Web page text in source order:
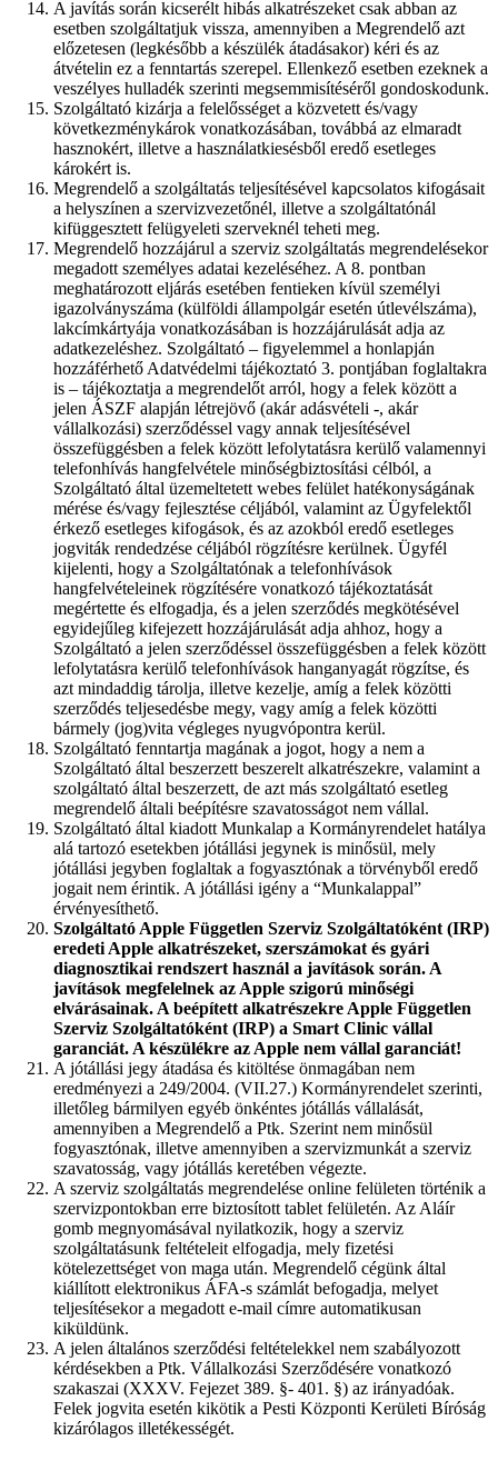
A javítás során kicserélt hibás alkatrészeket csak abban az
esetben szolgáltatjuk vissza, amennyiben a Megrendelő azt
előzetesen (legkésőbb a készülék átadásakor) kéri és az
átvételin ez a fenntartás szerepel. Ellenkező esetben ezeknek a
veszélyes hulladék szerinti megsemmisítéséről gondoskodunk.
Szolgáltató kizárja a felelősséget a közvetett és/vagy
következménykárok vonatkozásában, továbbá az elmaradt
hasznokért, illetve a használatkiesésből eredő esetleges
károkért is.
Megrendelő a szolgáltatás teljesítésével kapcsolatos kifogásait
a helyszínen a szervizvezetőnél, illetve a szolgáltatónál
kifüggesztett felügyeleti szerveknél teheti meg.
Megrendelő hozzájárul a szerviz szolgáltatás megrendelésekor
megadott személyes adatai kezeléséhez. A 8. pontban
meghatározott eljárás esetében fentieken kívül személyi
igazolványszáma (külföldi állampolgár esetén útlevélszáma),
lakcímkártyája vonatkozásában is hozzájárulását adja az
adatkezeléshez. Szolgáltató – figyelemmel a honlapján
hozzáférhető Adatvédelmi tájékoztató 3. pontjában foglaltakra
is – tájékoztatja a megrendelőt arról, hogy a felek között a
jelen ÁSZF alapján létrejövő (akár adásvételi -, akár
vállalkozási) szerződéssel vagy annak teljesítésével
összefüggésben a felek között lefolytatásra kerülő valamennyi
telefonhívás hangfelvétele minőségbiztosítási célból, a
Szolgáltató által üzemeltetett webes felület hatékonyságának
mérése és/vagy fejlesztése céljából, valamint az Ügyfelektől
érkező esetleges kifogások, és az azokból eredő esetleges
jogviták rendedzése céljából rögzítésre kerülnek. Ügyfél
kijelenti, hogy a Szolgáltatónak a telefonhívások
hangfelvételeinek rögzítésére vonatkozó tájékoztatását
megértette és elfogadja, és a jelen szerződés megkötésével
egyidejűleg kifejezett hozzájárulását adja ahhoz, hogy a
Szolgáltató a jelen szerződéssel összefüggésben a felek között
lefolytatásra kerülő telefonhívások hanganyagát rögzítse, és
azt mindaddig tárolja, illetve kezelje, amíg a felek közötti
szerződés teljesedésbe megy, vagy amíg a felek közötti
bármely (jog)vita végleges nyugvópontra kerül.
Szolgáltató fenntartja magának a jogot, hogy a nem a
Szolgáltató által beszerzett beszerelt alkatrészekre, valamint a
szolgáltató által beszerzett, de azt más szolgáltató esetleg
megrendelő általi beépítésre szavatosságot nem vállal.
Szolgáltató által kiadott Munkalap a Kormányrendelet hatálya
alá tartozó esetekben jótállási jegynek is minősül, mely
jótállási jegyben foglaltak a fogyasztónak a törvényből eredő
jogait nem érintik. A jótállási igény a “Munkalappal”
érvényesíthető.
Szolgáltató Apple Független Szerviz Szolgáltatóként (IRP)
eredeti Apple alkatrészeket, szerszámokat és gyári
diagnosztikai rendszert használ a javítások során. A
javítások megfelelnek az Apple szigorú minőségi
elvárásainak. A beépített alkatrészekre Apple Független
Szerviz Szolgáltatóként (IRP) a Smart Clinic vállal
garanciát. A készülékre az Apple nem vállal garanciát!
A jótállási jegy átadása és kitöltése önmagában nem
eredményezi a 249/2004. (VII.27.) Kormányrendelet szerinti,
illetőleg bármilyen egyéb önkéntes jótállás vállalását,
amennyiben a Megrendelő a Ptk. Szerint nem minősül
fogyasztónak, illetve amennyiben a szervizmunkát a szerviz
szavatosság, vagy jótállás keretében végezte.
A szerviz szolgáltatás megrendelése online felületen történik a
szervizpontokban erre biztosított tablet felületén. Az Aláír
gomb megnyomásával nyilatkozik, hogy a szerviz
szolgáltatásunk feltételeit elfogadja, mely fizetési
kötelezettséget von maga után. Megrendelő cégünk által
kiállított elektronikus ÁFA-s számlát befogadja, melyet
teljesítésekor a megadott e-mail címre automatikusan
kiküldünk.
A jelen általános szerződési feltételekkel nem szabályozott
kérdésekben a Ptk. Vállalkozási Szerződésére vonatkozó
szakaszai (XXXV. Fejezet 389. §- 401. §) az irányadóak.
Felek jogvita esetén kikötik a Pesti Központi Kerületi Bíróság
kizárólagos illetékességét.